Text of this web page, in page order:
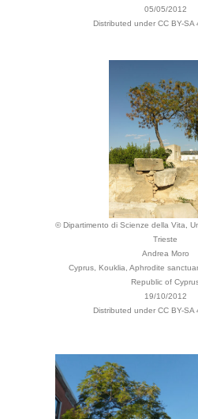
05/05/2012
Distributed under CC BY-SA
© Dipartimento di Scienze della Vita,
Trieste
Andrea Moro
Cyprus, Kouklia, Aphrodite
Republic of
19/10/2012
Distributed under CC BY-SA